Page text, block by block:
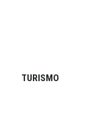
TURISMO